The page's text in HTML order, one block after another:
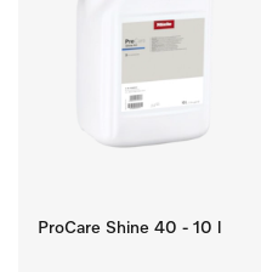
ProCare Shine 40 - 10 l